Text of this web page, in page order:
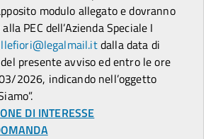
modulo allegato e dovranno
PEC dell’Azienda Speciale I
dalla data di
presente avviso ed entro le ore
2026, indicando nell’oggetto
DI INTERESSE